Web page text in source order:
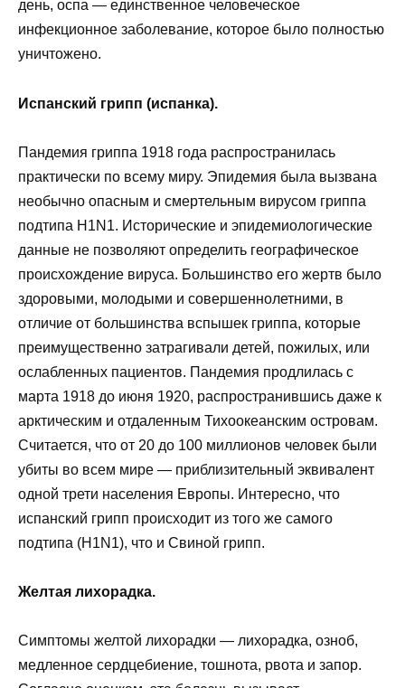
день, оспа — единственное человеческое
инфекционное заболевание, которое было полностью
уничтожено.
Испанский грипп (испанка).
Пандемия гриппа 1918 года распространилась
практически по всему миру. Эпидемия была вызвана
необычно опасным и смертельным вирусом гриппа
подтипа H1N1. Исторические и эпидемиологические
данные не позволяют определить географическое
происхождение вируса. Большинство его жертв было
здоровыми, молодыми и совершеннолетними, в
отличие от большинства вспышек гриппа, которые
преимущественно затрагивали детей, пожилых, или
ослабленных пациентов. Пандемия продлилась с
марта 1918 до июня 1920, распространившись даже к
арктическим и отдаленным Тихоокеанским островам.
Считается, что от 20 до 100 миллионов человек были
убиты во всем мире — приблизительный эквивалент
одной трети населения Европы. Интересно, что
испанский грипп происходит из того же самого
подтипа (H1N1), что и Свиной грипп.
Желтая лихорадка.
Симптомы желтой лихорадки — лихорадка, озноб,
медленное сердцебиение, тошнота, рвота и запор.